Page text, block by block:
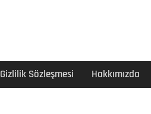
Gizlilik Sözleşmesi Hakkımızda